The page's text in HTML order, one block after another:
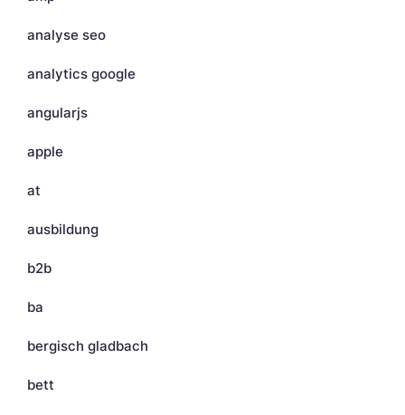
analyse seo
analytics google
angularjs
apple
at
ausbildung
b2b
ba
bergisch gladbach
bett